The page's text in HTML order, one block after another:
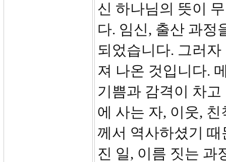
신 하나님의 뜻이
다. 임신, 출산 과정
되었습니다. 그러
져 나온 것입니다.
기쁨과 감격이 차
에 사는 자, 이웃,
께서 역사하셨기
진 일, 이름 짓는 과